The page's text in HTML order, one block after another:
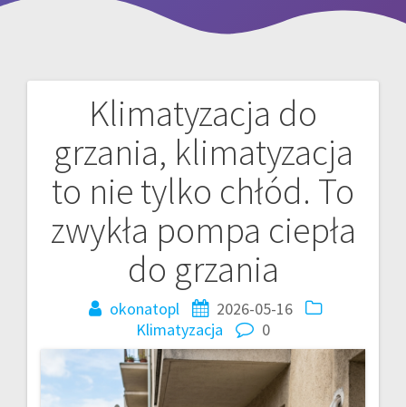
Klimatyzacja do
grzania, klimatyzacja
to nie tylko chłód. To
zwykła pompa ciepła
do grzania
okonatopl
2026-05-16
Klimatyzacja
0
Nawigacja
wpisu